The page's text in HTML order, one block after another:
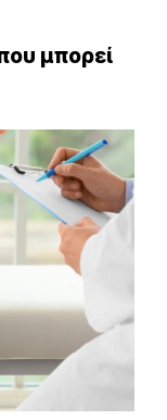
μπορεί